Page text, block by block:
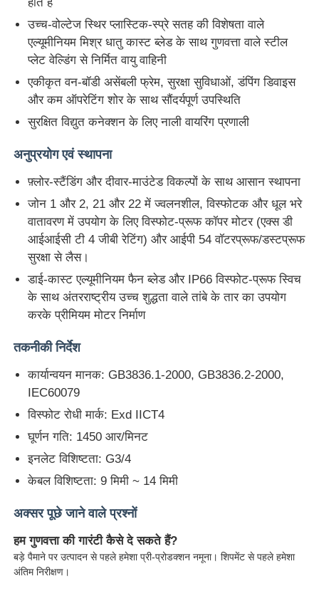
होते हैं
उच्च-वोल्टेज स्थिर प्लास्टिक-स्प्रे सतह की विशेषता वाले
एल्यूमीनियम मिश्र धातु कास्ट ब्लेड के साथ गुणवत्ता वाले स्टील
प्लेट वेल्डिंग से निर्मित वायु वाहिनी
एकीकृत वन-बॉडी असेंबली फ्रेम, सुरक्षा सुविधाओं, डंपिंग डिवाइस
और कम ऑपरेटिंग शोर के साथ सौंदर्यपूर्ण उपस्थिति
सुरक्षित विद्युत कनेक्शन के लिए नाली वायरिंग प्रणाली
अनुप्रयोग एवं स्थापना
फ़्लोर-स्टैंडिंग और दीवार-माउंटेड विकल्पों के साथ आसान स्थापना
जोन 1 और 2, 21 और 22 में ज्वलनशील, विस्फोटक और धूल भरे
वातावरण में उपयोग के लिए विस्फोट-प्रूफ कॉपर मोटर (एक्स डी
आईआईसी टी 4 जीबी रेटिंग) और आईपी 54 वॉटरप्रूफ/डस्टप्रूफ
सुरक्षा से लैस।
डाई-कास्ट एल्यूमीनियम फैन ब्लेड और IP66 विस्फोट-प्रूफ स्विच
के साथ अंतरराष्ट्रीय उच्च शुद्धता वाले तांबे के तार का उपयोग
करके प्रीमियम मोटर निर्माण
तकनीकी निर्देश
कार्यान्वयन मानक: GB3836.1-2000, GB3836.2-2000,
IEC60079
विस्फोट रोधी मार्क: Exd IICT4
घूर्णन गति: 1450 आर/मिनट
इनलेट विशिष्टता: G3/4
केबल विशिष्टता: 9 मिमी ~ 14 मिमी
अक्सर पूछे जाने वाले प्रश्नों
हम गुणवत्ता की गारंटी कैसे दे सकते हैं?
बड़े पैमाने पर उत्पादन से पहले हमेशा प्री-प्रोडक्शन नमूना। शिपमेंट से पहले हमेशा
अंतिम निरीक्षण।